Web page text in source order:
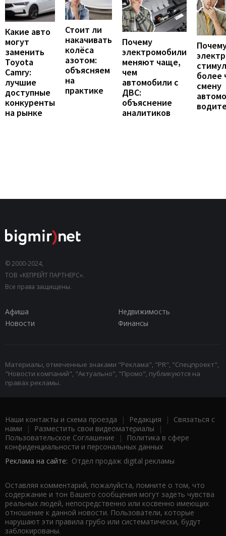
Какие авто
могут
заменить
Toyota
Camry:
лучшие
доступные
конкуренты
на рынке
Стоит ли
накачивать
колёса
азотом:
объясняем
на
практике
Почему
электромобили
меняют чаще,
чем
автомобили с
ДВС:
объяснение
аналитиков
более
смену
© 2000-2024,
ТОВ «КЕПРЕЙТ ПАРТНЕРС».
Все права защищены.
Афиша
Недвижимость
Новости
Финансы
Материалы, отмеченные знаками "Реклама", "PR", "Спецпроект",
"Новости компаний", "Актуально", "Промо", публикуются на
правах рекламы.
Наши контакты и схема проезда | Редакция | Связаться с
нами | Разместить свои видеоматериалы |
Пользовательское Соглашение |
Политика в сфере
конфиденциальности и персональных данных
Реклама на сайте: Отдел продаж digital рекламы
Оставляя комментарий, пожалуйста, помните о том, что
содержание и тон Вашего сообщения могут задеть чувства
реальных людей, непосредственно или косвенно имеющих
отношение к данной новости. Пользователи, которые
нарушают эти правила грубо или систематически, будут
заблокированы.